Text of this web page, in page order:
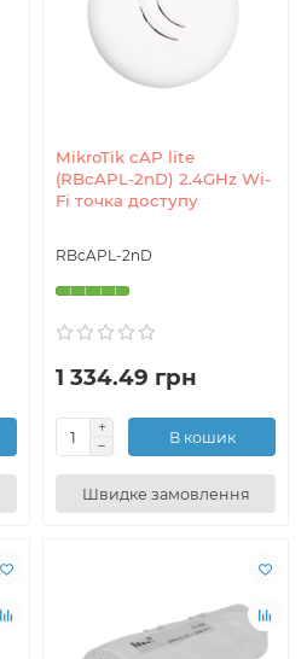
MikroTik cAP lite
(RBcAPL-2nD) 2.4GHz Wi-
Fi точка доступу
RBcAPL-2nD
1 334.49 грн
В кошик
Швидке замовлення